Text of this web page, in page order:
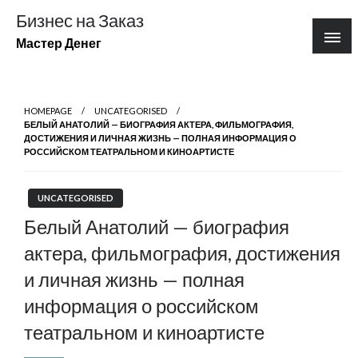
содержимому
Бизнес на Заказ
Мастер Денег
HOMEPAGE
UNCATEGORISED
БЕЛЫЙ АНАТОЛИЙ — БИОГРАФИЯ АКТЕРА, ФИЛЬМОГРАФИЯ,
ДОСТИЖЕНИЯ И ЛИЧНАЯ ЖИЗНЬ — ПОЛНАЯ ИНФОРМАЦИЯ О
РОССИЙСКОМ ТЕАТРАЛЬНОМ И КИНОАРТИСТЕ
UNCATEGORISED
Белый Анатолий — биография
актера, фильмография, достижения
и личная жизнь — полная
информация о российском
театральном и киноартисте